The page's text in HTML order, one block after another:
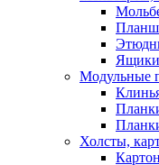
Ящики
Модульные
Холсты,